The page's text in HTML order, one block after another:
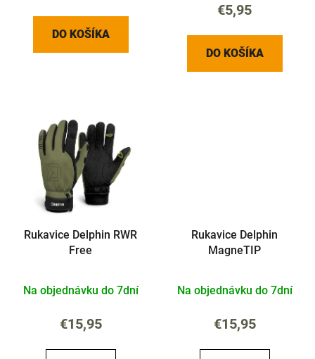
DO KOŠÍKA
€5,95
DO KOŠÍKA
Rukavice Delphin RWR
Free
Na objednávku do 7dní
€15,95
Rukavice Delphin
MagneTIP
Na objednávku do 7dní
€15,95